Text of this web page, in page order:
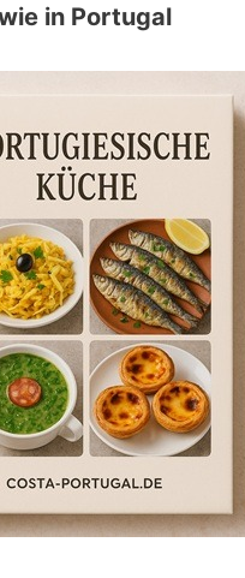
in Portugal